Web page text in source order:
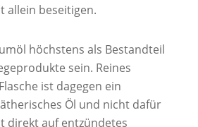
allein beseitigen.
höchstens als Bestandteil
sein. Reines
ist dagegen ein
Öl und nicht dafür
direkt auf entzündetes